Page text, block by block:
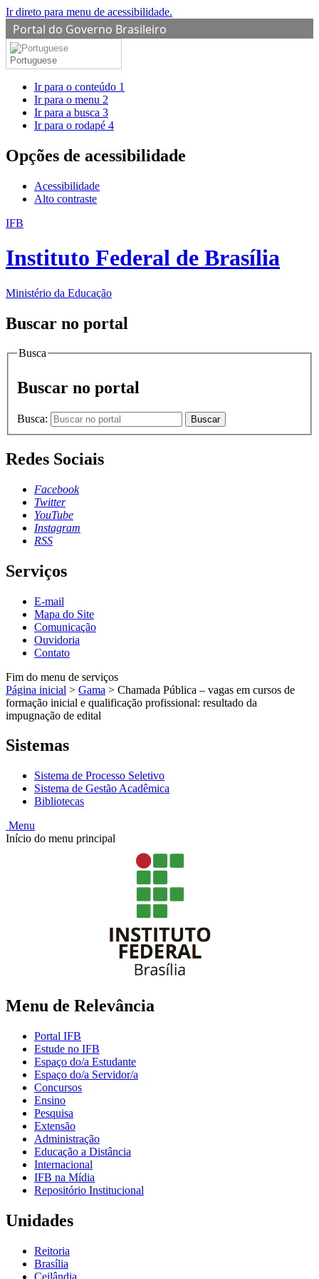
Ir direto para menu de acessibilidade.
Portal do Governo Brasileiro
Portuguese
Ir para o conteúdo 1
Ir para o menu 2
Ir para a busca 3
Ir para o rodapé 4
Opções de acessibilidade
Acessibilidade
Alto contraste
IFB
Instituto Federal de Brasília
Ministério da Educação
Buscar no portal
Busca
Buscar no portal
Busca: Buscar
Redes Sociais
Facebook
Twitter
YouTube
Instagram
RSS
Serviços
E-mail
Mapa do Site
Comunicação
Ouvidoria
Contato
Fim do menu de serviços
Página inicial > Gama > Chamada Pública – vagas em cursos de
formação inicial e qualificação profissional: resultado da
impugnação de edital
Sistemas
Sistema de Processo Seletivo
Sistema de Gestão Acadêmica
Bibliotecas
Menu
Início do menu principal
Menu de Relevância
Portal IFB
Estude no IFB
Espaço do/a Estudante
Espaço do/a Servidor/a
Concursos
Ensino
Pesquisa
Extensão
Administração
Educação a Distância
Internacional
IFB na Mídia
Repositório Institucional
Unidades
Reitoria
Brasília
Ceilândia